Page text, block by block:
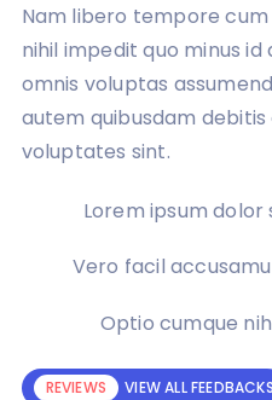
Nam libero tempore
nihil impedit quo minus
omnis voluptas
autem quibusdam
voluptates sint.
Lorem ipsum
Vero facil
Optio cumque
REVIEWS VIEW ALL